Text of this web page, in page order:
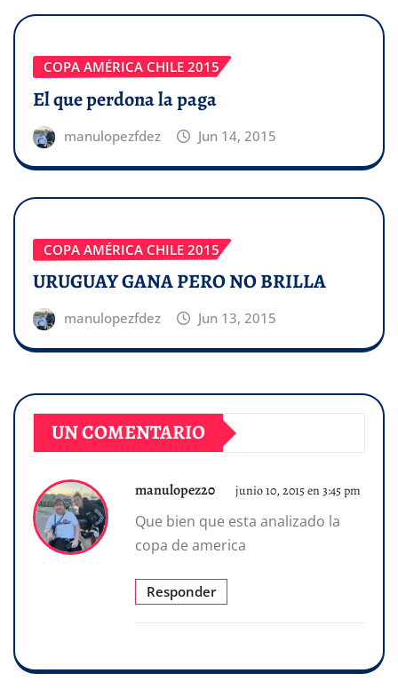
COPA AMÉRICA CHILE 2015
El que perdona la paga
manulopezfdez Jun 14, 2015
COPA AMÉRICA CHILE 2015
URUGUAY GANA PERO NO BRILLA
manulopezfdez Jun 13, 2015
UN COMENTARIO
manulopez20 junio 10, 2015 en 3:45 pm
Que bien que esta analizado la
copa de america
Responder